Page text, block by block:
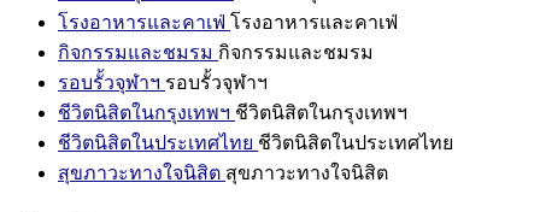
โรงอาหารและคาเฟ่ โรงอาหารและคาเฟ่
กิจกรรมและชมรม กิจกรรมและชมรม
รอบรั้วจุฬาฯ รอบรั้วจุฬาฯ
ชีวิตนิสิตในกรุงเทพฯ ชีวิตนิสิตในกรุงเทพฯ
ชีวิตนิสิตในประเทศไทย ชีวิตนิสิตในประเทศไทย
สุขภาวะทางใจนิสิต สุขภาวะทางใจนิสิต